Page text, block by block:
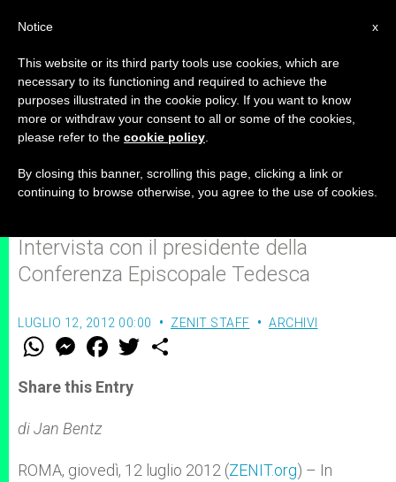
Mons. Robert Zollitsch parla
dell'Anno della Fede (Prima
parte)
Intervista con il presidente della
Conferenza Episcopale Tedesca
LUGLIO 12, 2012 00:00 ZENIT STAFF ARCHIVI
W
t
s
p
p
M
e
s
e
g
e
F
a
e
b
w
Share this Entry
di Jan Bentz
ROMA, giovedì, 12 luglio 2012 (ZENIT.org) – In
x
Notice
This website or its third party tools use cookies, which are
necessary to its functioning and required to achieve the
purposes illustrated in the cookie policy. If you want to know
more or withdraw your consent to all or some of the cookies,
please refer to the cookie policy
By closing this banner, scrolling this page, clicking a link or
continuing to browse otherwise, you agree to the use of cookies.